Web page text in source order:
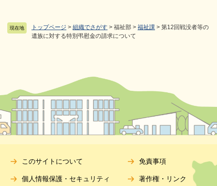
現在地 トップページ > 組織でさがす > 福祉部 > 福祉課 > 第12回戦没者等の
遺族に対する特別弔慰金の請求について
このサイトについて 免責事項
個人情報保護・セキュリティ 著作権・リンク